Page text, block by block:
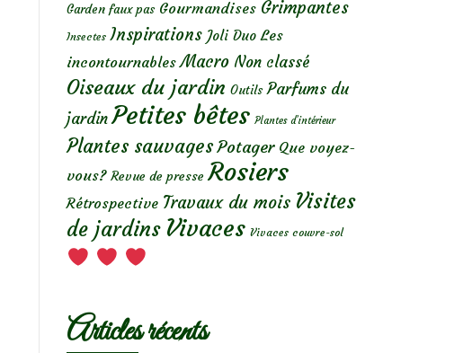
Garden faux pas Gourmandises Grimpantes
Insectes Inspirations Joli Duo Les
incontournables Macro Non classé
Oiseaux du jardin Outils Parfums du
jardin Petites bêtes Plantes d’intérieur
Plantes sauvages Potager Que voyez-
vous? Revue de presse Rosiers
Rétrospective Travaux du mois Visites
de jardins Vivaces Vivaces couvre-sol
Articles récents